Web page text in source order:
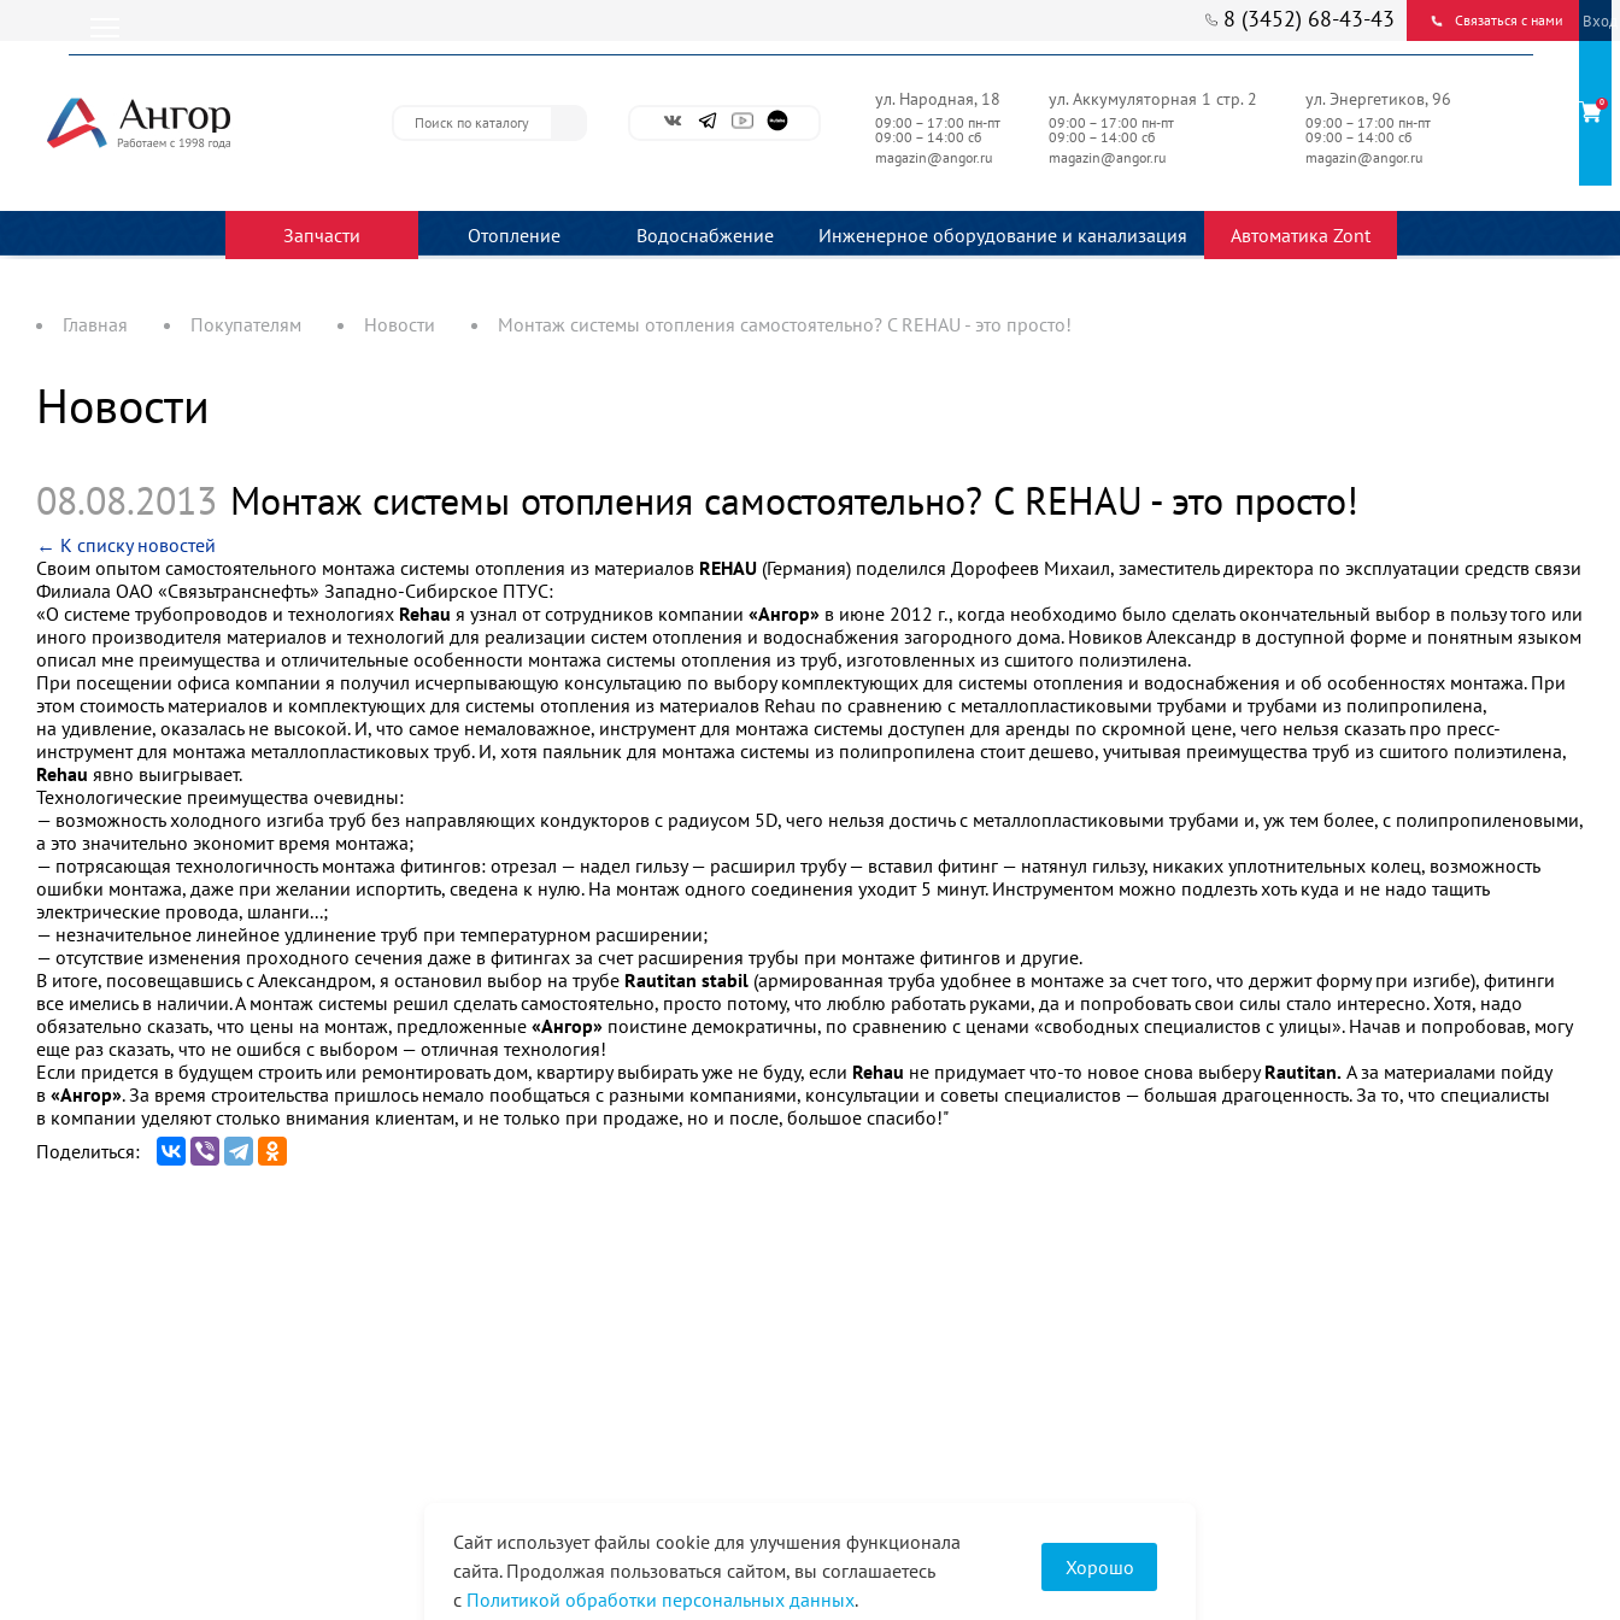
8 (3452) 68-43-43 Связаться с нами
ул. Народная, 18
09:00 – 17:00 пн-пт
09:00 – 14:00 сб
magazin@angor.ru
ул. Аккумуляторная 1 стр. 2
09:00 – 17:00 пн-пт
09:00 – 14:00 сб
magazin@angor.ru
ул. Энергетиков, 96
09:00 – 17:00 пн-пт
09:00 – 14:00 сб
magazin@angor.ru
Запчасти Отопление Водоснабжение Инженерное оборудование и канализация Автоматика Zont
Вход
0
Главная Покупателям Новости Монтаж системы отопления самостоятельно? С REHAU - это просто!
Новости
08.08.2013 Монтаж системы отопления самостоятельно? С REHAU - это просто!
← К списку новостей
Своим опытом самостоятельного монтажа системы отопления из материалов REHAU (Германия) поделился Дорофеев Михаил, заместитель директора по эксплуатации средств связи
Филиала ОАО «Связьтранснефть» Западно-Сибирское ПТУС:
«О системе трубопроводов и технологиях Rehau я узнал от сотрудников компании «Ангор» в июне 2012 г., когда необходимо было сделать окончательный выбор в пользу того или
иного производителя материалов и технологий для реализации систем отопления и водоснабжения загородного дома. Новиков Александр в доступной форме и понятным языком
описал мне преимущества и отличительные особенности монтажа системы отопления из труб, изготовленных из сшитого полиэтилена.
При посещении офиса компании я получил исчерпывающую консультацию по выбору комплектующих для системы отопления и водоснабжения и об особенностях монтажа. При
этом стоимость материалов и комплектующих для системы отопления из материалов Rehau по сравнению с металлопластиковыми трубами и трубами из полипропилена,
на удивление, оказалась не высокой. И, что самое немаловажное, инструмент для монтажа системы доступен для аренды по скромной цене, чего нельзя сказать про пресс-
инструмент для монтажа металлопластиковых труб. И, хотя паяльник для монтажа системы из полипропилена стоит дешево, учитывая преимущества труб из сшитого полиэтилена,
Rehau явно выигрывает.
Технологические преимущества очевидны:
— возможность холодного изгиба труб без направляющих кондукторов с радиусом 5D, чего нельзя достичь с металлопластиковыми трубами и, уж тем более, с полипропиленовыми,
а это значительно экономит время монтажа;
— потрясающая технологичность монтажа фитингов: отрезал — надел гильзу — расширил трубу — вставил фитинг — натянул гильзу, никаких уплотнительных колец, возможность
ошибки монтажа, даже при желании испортить, сведена к нулю. На монтаж одного соединения уходит 5 минут. Инструментом можно подлезть хоть куда и не надо тащить
электрические провода, шланги...;
— незначительное линейное удлинение труб при температурном расширении;
— отсутствие изменения проходного сечения даже в фитингах за счет расширения трубы при монтаже фитингов и другие.
В итоге, посовещавшись с Александром, я остановил выбор на трубе Rautitan stabil (армированная труба удобнее в монтаже за счет того, что держит форму при изгибе), фитинги
все имелись в наличии. А монтаж системы решил сделать самостоятельно, просто потому, что люблю работать руками, да и попробовать свои силы стало интересно. Хотя, надо
обязательно сказать, что цены на монтаж, предложенные «Ангор» поистине демократичны, по сравнению с ценами «свободных специалистов с улицы». Начав и попробовав, могу
еще раз сказать, что не ошибся с выбором — отличная технология!
Если придется в будущем строить или ремонтировать дом, квартиру выбирать уже не буду, если Rehau не придумает что-то новое снова выберуRautitan. А за материалами пойду
в «Ангор». За время строительства пришлось немало пообщаться с разными компаниями, консультации и советы специалистов — большая драгоценность. За то, что специалисты
в компании уделяют столько внимания клиентам, и не только при продаже, но и после, большое спасибо!"
Поделиться:
Сайт использует файлы cookie для улучшения функционала
сайта. Продолжая пользоваться сайтом, вы соглашаетесь
с Политикой обработки персональных данных.
Хорошо